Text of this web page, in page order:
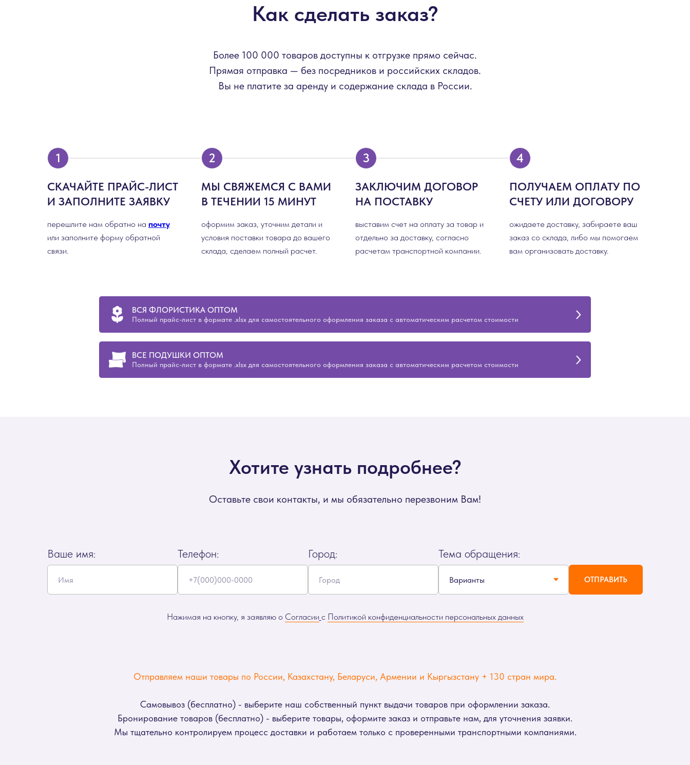
Как сделать заказ?
Более 100 000 товаров доступны к отгрузке прямо сейчас.
Прямая отправка — без посредников и российских складов.
Вы не платите за аренду и содержание склада в России.
СКАЧАЙТЕ ПРАЙС-ЛИСТ
И ЗАПОЛНИТЕ ЗАЯВКУ
перешлите нам обратно на почту
или заполните форму обратной
связи.
МЫ СВЯЖЕМСЯ С ВАМИ
В ТЕЧЕНИИ 15 МИНУТ
оформим заказ, уточним детали и
условия поставки товара до вашего
склада, сделаем полный расчет.
ЗАКЛЮЧИМ ДОГОВОР
НА ПОСТАВКУ
выставим счет на оплату за товар и
отдельно за доставку, согласно
расчетам транспортной компании.
ПОЛУЧАЕМ ОПЛАТУ ПО
СЧЕТУ ИЛИ ДОГОВОРУ
ожидаете доставку, забираете ваш
заказ со склада, либо мы помогаем
вам организовать доставку.
ВСЯ ФЛОРИСТИКА ОПТОМ
Полный прайс-лист в формате .xlsx для самостоятельного оформления заказа с автоматическим расчетом стоимости
ВСЕ ПОДУШКИ ОПТОМ
Полный прайс-лист в формате .xlsx для самостоятельного оформления заказа с автоматическим расчетом стоимости
Хотите узнать подробнее?
Оставьте свои контакты, и мы обязательно перезвоним Вам!
Ваше имя: Телефон: Город: Тема обращения:
ОТПРАВИТЬ
Нажимая на кнопку, я заявляю о Согласии с Политикой конфиденциальности персональных данных
Отправляем наши товары по России, Казахстану, Беларуси, Армении и Кыргызстану + 130 стран мира.
Самовывоз (бесплатно) - выберите наш собственный пункт выдачи товаров при оформлении заказа.
Бронирование товаров (бесплатно) - выберите товары, оформите заказ и отправьте нам, для уточнения заявки.
Мы тщательно контролируем процесс доставки и работаем только с проверенными транспортными компаниями.